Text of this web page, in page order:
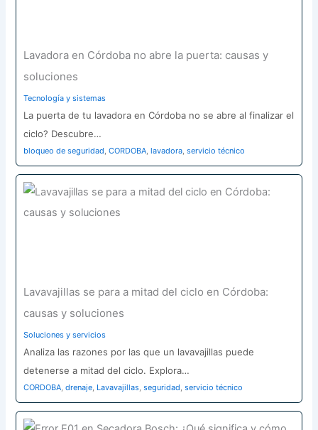
Lavadora en Córdoba no abre la puerta: causas y
soluciones
Tecnología y sistemas
La puerta de tu lavadora en Córdoba no se abre al finalizar el
ciclo? Descubre…
bloqueo de seguridad,CORDOBA,lavadora,servicio técnico
Lavavajillas se para a mitad del ciclo en Córdoba:
causas y soluciones
Soluciones y servicios
Analiza las razones por las que un lavavajillas puede
detenerse a mitad del ciclo. Explora…
CORDOBA,drenaje, Lavavajillas,seguridad,servicio técnico